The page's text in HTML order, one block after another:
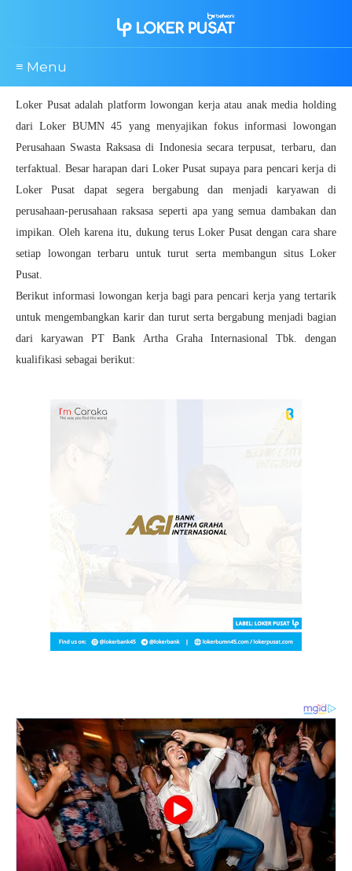
≡ Menu
Loker Pusat adalah platform lowongan kerja atau anak media holding
dari Loker BUMN 45 yang menyajikan fokus informasi lowongan
Perusahaan Swasta Raksasa di Indonesia secara terpusat, terbaru, dan
terfaktual. Besar harapan dari Loker Pusat supaya para pencari kerja di
Loker Pusat dapat segera bergabung dan menjadi karyawan di
perusahaan-perusahaan raksasa seperti apa yang semua dambakan dan
impikan. Oleh karena itu, dukung terus Loker Pusat dengan cara share
setiap lowongan terbaru untuk turut serta membangun situs Loker
Pusat.
Berikut informasi lowongan kerja bagi para pencari kerja yang tertarik
untuk mengembangkan karir dan turut serta bergabung menjadi bagian
dari karyawan PT Bank Artha Graha Internasional Tbk. dengan
kualifikasi sebagai berikut: